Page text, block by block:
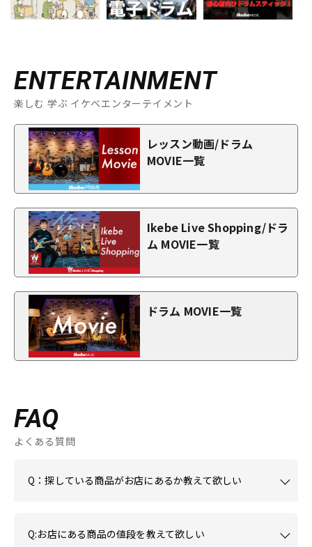
ENTERTAINMENT
楽しむ 学ぶ イケベエンターテイメント
レッスン動画/ドラム
MOVIE一覧
Ikebe Live Shopping/ドラ
ム MOVIE一覧
ドラム MOVIE一覧
FAQ
よくある質問
Q：探している商品がお店にあるか教えて欲しい
Q:お店にある商品の値段を教えて欲しい